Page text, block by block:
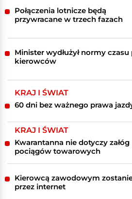
Połączenia lotnicze będą
przywracane w trzech fazach
Minister wydłużył normy czasu
kierowców
KRAJ I ŚWIAT
60 dni bez ważnego prawa
KRAJ I ŚWIAT
Kwarantanna nie dotyczy załóg
pociągów towarowych
Kierowcą zawodowym
przez internet